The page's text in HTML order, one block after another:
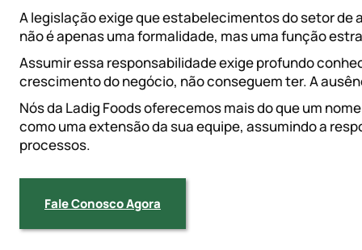
A legislação exige que estabelecimentos do setor de
não é apenas uma formalidade, mas uma função
Assumir essa responsabilidade exige profundo
crescimento do negócio, não conseguem ter. A
Nós da Ladig Foods oferecemos mais do que um
como uma extensão da sua equipe, assumindo a
processos.
Fale Conosco Agora